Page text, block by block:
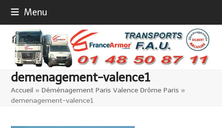
content
Menu
demenagement-valence1
Accueil »Déménagement Paris Valence Drôme Paris »
demenagement-valence1